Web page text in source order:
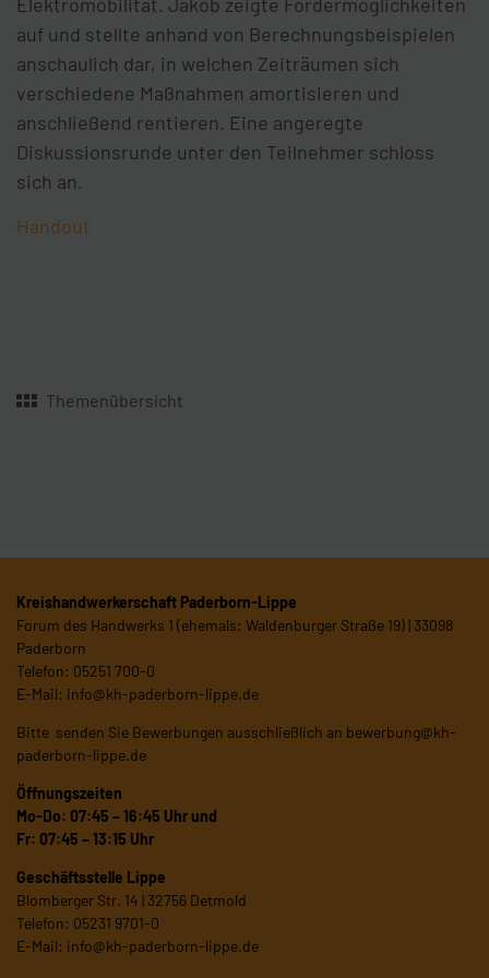
auf und stellte anhand von Berechnungsbeispielen
anschaulich dar, in welchen Zeiträumen sich
verschiedene Maßnahmen amortisieren und
anschließend rentieren. Eine angeregte
Diskussionsrunde unter den Teilnehmer schloss
sich an.
Handout
Themenübersicht
Kreishandwerkerschaft Paderborn-Lippe
Forum des Handwerks 1 (ehemals: Waldenburger Straße 19) | 33098
Paderborn
Telefon: 05251 700-0
E-Mail: info@kh-paderborn-lippe.de
Bitte senden Sie Bewerbungen ausschließlich an bewerbung@kh-
paderborn-lippe.de
Öffnungszeiten
Mo-Do: 07:45 – 16:45 Uhr und
Fr: 07:45 – 13:15 Uhr
Geschäftsstelle Lippe
Blomberger Str. 14 | 32756 Detmold
Telefon: 05231 9701-0
E-Mail: info@kh-paderborn-lippe.de